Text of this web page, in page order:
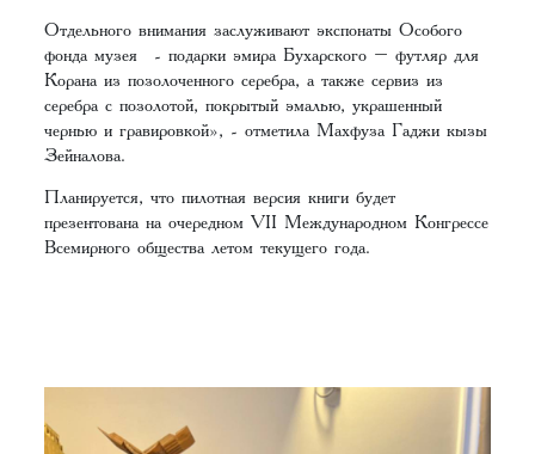
Отдельного внимания заслуживают экспонаты Особого
фонда музея - подарки эмира Бухарского – футляр для
Корана из позолоченного серебра, а также сервиз из
серебра с позолотой, покрытый эмалью, украшенный
чернью и гравировкой», - отметила Махфуза Гаджи кызы
Зейналова.
Планируется, что пилотная версия книги будет
презентована на очередном VII Международном Конгрессе
Всемирного общества летом текущего года.